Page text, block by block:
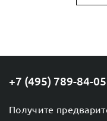
+7 (495) 789-84-05
Получите